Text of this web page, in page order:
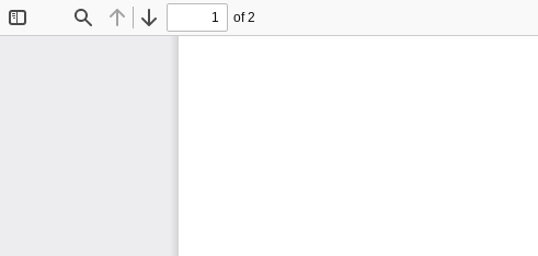
Find Previous
Next
of 2